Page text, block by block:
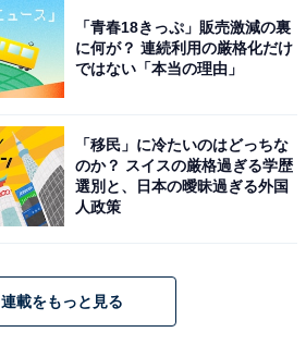
「青春18きっぷ」販売激減の裏
に何が？ 連続利用の厳格化だけ
ではない「本当の理由」
「移民」に冷たいのはどっちな
のか？ スイスの厳格過ぎる学歴
選別と、日本の曖昧過ぎる外国
人政策
連載をもっと見る